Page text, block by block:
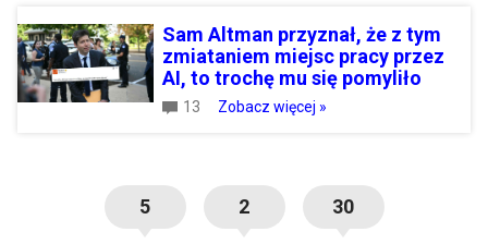
Sam Altman przyznał, że z tym
zmiataniem miejsc pracy przez
AI, to trochę mu się pomyliło
13 Zobacz więcej »
5 2 30